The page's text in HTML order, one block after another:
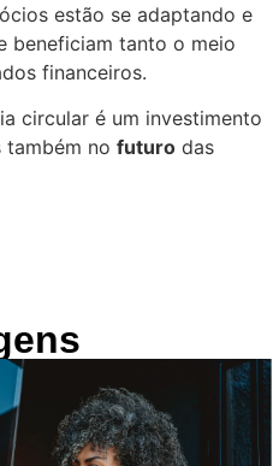
estão se adaptando e
beneficiam tanto o meio
financeiros.
circular é um investimento
também no futuro das